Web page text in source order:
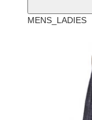
MENS_LADIES